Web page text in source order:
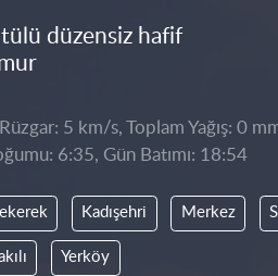
düzensiz hafif
5 km/s, Toplam Yağış: 0
6:35, Gün Batımı: 18:54
Kadışehri Merkez
Yerköy